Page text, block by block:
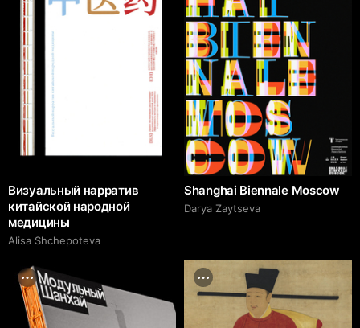
Визуальный нарратив
китайской народной
медицины
Alisa Shchepoteva
Shanghai Biennale Moscow
Darya Zaytseva